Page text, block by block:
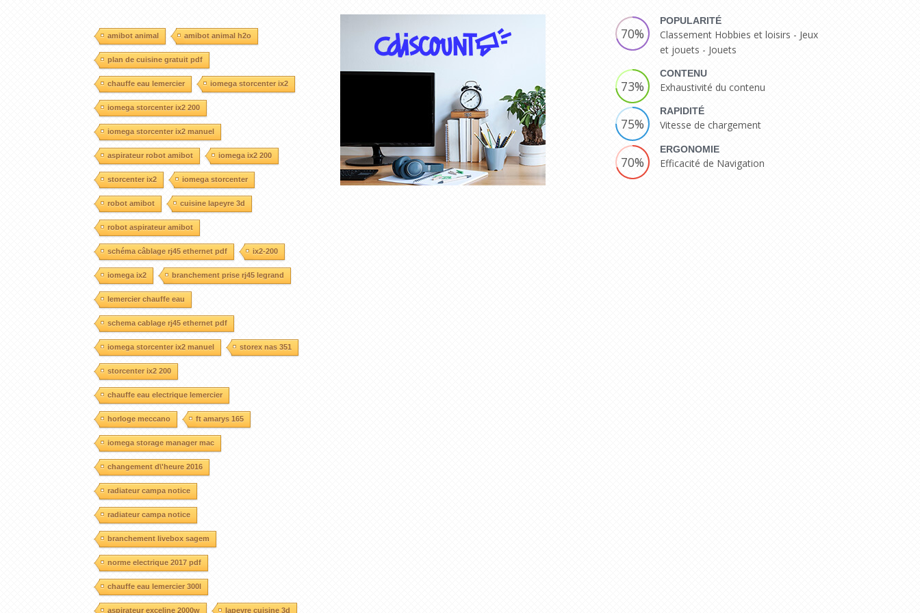
amibot animal amibot animal h2o
plan de cuisine gratuit pdf
chauffe eau lemercier iomega storcenter ix2
iomega storcenter ix2 200
iomega storcenter ix2 manuel
aspirateur robot amibot iomega ix2 200
storcenter ix2 iomega storcenter
robot amibot cuisine lapeyre 3d
robot aspirateur amibot
schéma câblage rj45 ethernet pdf ix2-200
iomega ix2 branchement prise rj45 legrand
lemercier chauffe eau
schema cablage rj45 ethernet pdf
iomega storcenter ix2 manuel storex nas 351
storcenter ix2 200
chauffe eau electrique lemercier
horloge meccano ft amarys 165
iomega storage manager mac
changement d\'heure 2016
radiateur campa notice
radiateur campa notice
branchement livebox sagem
norme electrique 2017 pdf
chauffe eau lemercier 300l
aspirateur exceline 2000w lapeyre cuisine 3d
70%
POPULARITÉ
Classement Hobbies et loisirs - Jeux
et jouets - Jouets
73%
CONTENU
Exhaustivité du contenu
75%
RAPIDITÉ
Vitesse de chargement
70%
ERGONOMIE
Efficacité de Navigation